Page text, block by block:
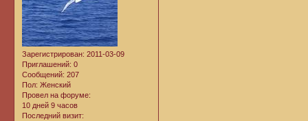
Зарегистрирован: 2011-03-09
Приглашений: 0
Сообщений: 207
Пол: Женский
Провел на форуме:
10 дней 9 часов
Последний визит: